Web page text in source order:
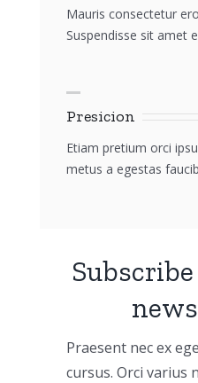
Mauris consectetur
Suspendisse sit amet
Presicion
Etiam pretium orci
metus a egestas
Praesent nec ex
cursus. Orci varius